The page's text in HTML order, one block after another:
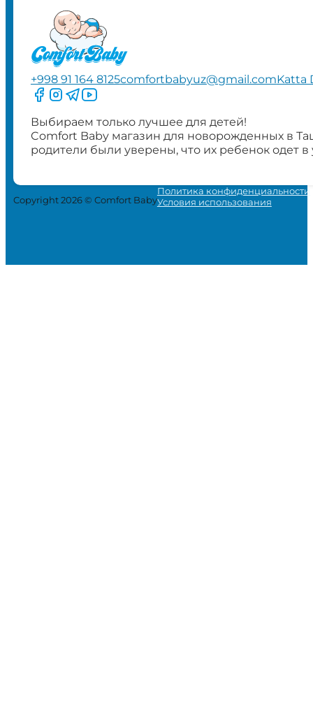
+998 91 164 8125comfortbabyuz@gmail.comKatta
Следите за нами на Facebook
Следите за нами в Instagram
Следите за нами в Telegram
Следите за нами в YouTube
Выбираем только лучшее для детей!
Comfort Baby магазин для новорожденных в
родители были уверены, что их ребенок одет
Copyright 2026 © Comfort Baby
Политика конфиденциальности
Условия использования